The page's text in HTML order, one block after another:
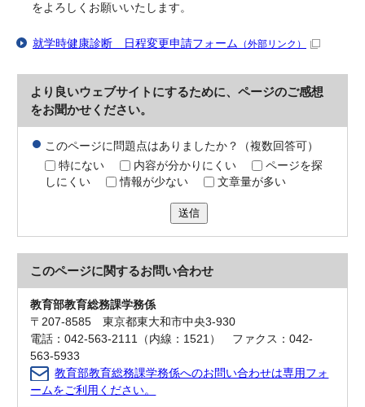
をよろしくお願いいたします。
就学時健康診断 日程変更申請フォーム （外部リンク）
より良いウェブサイトにするために、ページのご感想
をお聞かせください。
このページに問題点はありましたか？（複数回答可）
特にない
内容が分かりにくい
ページを探
しにくい
情報が少ない 文章量が多い
送信
このページに関するお問い合わせ
教育部教育総務課学務係
〒207-8585 東京都東大和市中央3-930
電話：042-563-2111（内線：1521） ファクス：042-
563-5933
教育部教育総務課学務係へのお問い合わせは専用フォ
ームをご利用ください。